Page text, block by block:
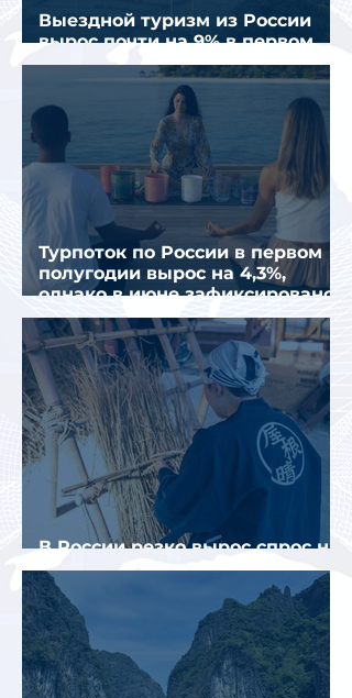
Выездной туризм из России
вырос почти на 9% в первом
полугодии 2026 года
Турпоток по России в первом
полугодии вырос на 4,3%,
однако в июне зафиксировано
снижение
В России резко вырос спрос на
отели без звезд